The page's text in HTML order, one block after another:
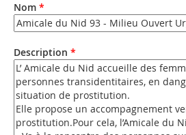
Nom *
Description *